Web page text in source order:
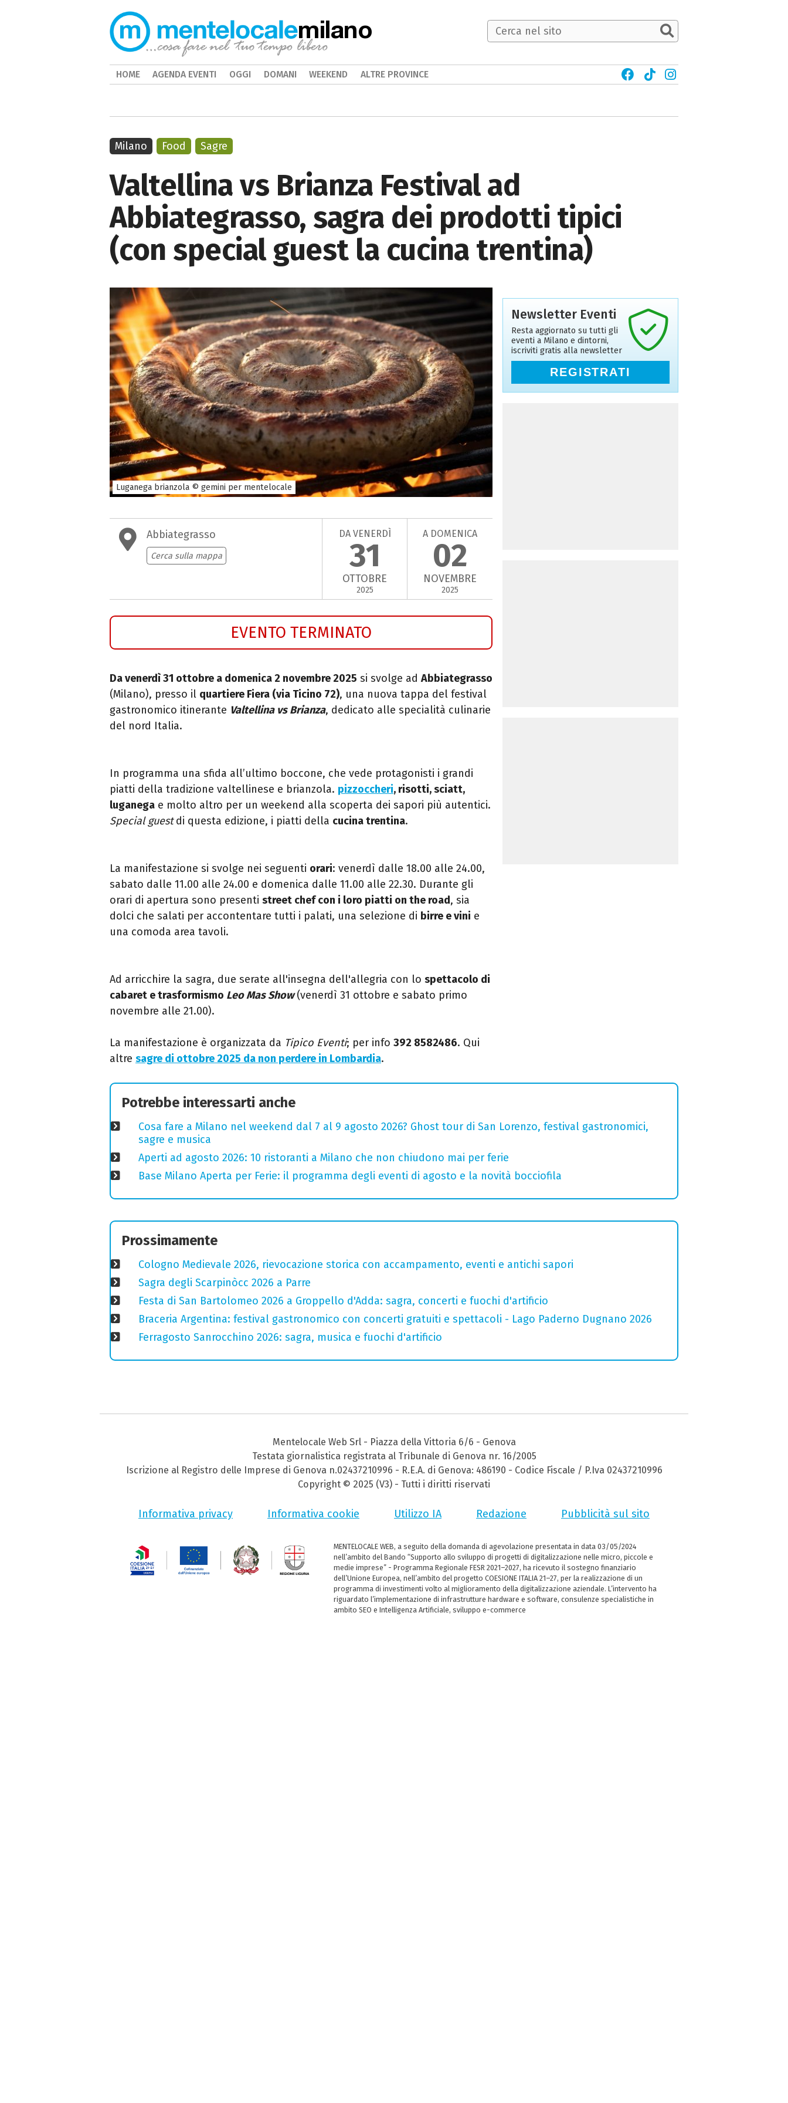
Valtellina vs Brianza Festival ad
Abbiategrasso, sagra dei prodotti tipici
(con special guest la cucina trentina)
Luganega brianzola © gemini per mentelocale
Abbiategrasso
Cerca sulla mappa
DA VENERDÌ
31
OTTOBRE
2025
A DOMENICA
02
NOVEMBRE
2025
EVENTO TERMINATO
Da venerdì 31 ottobre a domenica 2 novembre 2025 si svolge ad Abbiategrasso
(Milano), presso il quartiere Fiera (via Ticino 72), una nuova tappa del festival
gastronomico itinerante Valtellina vs Brianza, dedicato alle specialità culinarie
del nord Italia.
In programma una sfida all’ultimo boccone, che vede protagonisti i grandi
piatti della tradizione valtellinese e brianzola. pizzoccheri, risotti, sciatt,
luganega e molto altro per un weekend alla scoperta dei sapori più autentici.
Special guestdi questa edizione, i piatti della cucina trentina.
La manifestazione si svolge nei seguenti orari: venerdì dalle 18.00 alle 24.00,
sabato dalle 11.00 alle 24.00 e domenica dalle 11.00 alle 22.30. Durante gli
orari di apertura sono presenti street chef con i loro piatti on the road, sia
dolci che salati per accontentare tutti i palati, una selezione di birre e vini e
una comoda area tavoli.
Ad arricchire la sagra, due serate all'insegna dell'allegria con lo spettacolo di
cabaret e trasformismo Leo Mas Show (venerdì 31 ottobre e sabato primo
novembre alle 21.00).
La manifestazione è organizzata da Tipico Eventi; per info 392 8582486. Qui
altre sagre di ottobre 2025 da non perdere in Lombardia.
Milano Food Sagre
Newsletter Eventi
Resta aggiornato su tutti gli
eventi a Milano e dintorni,
iscriviti gratis alla newsletter
REGISTRATI
Potrebbe interessarti anche
Cosa fare a Milano nel weekend dal 7 al 9 agosto 2026? Ghost tour di San Lorenzo, festival gastronomici,
sagre e musica
Aperti ad agosto 2026: 10 ristoranti a Milano che non chiudono mai per ferie
Base Milano Aperta per Ferie: il programma degli eventi di agosto e la novità bocciofila
Prossimamente
Cologno Medievale 2026, rievocazione storica con accampamento, eventi e antichi sapori
Sagra degli Scarpinòcc 2026 a Parre
Festa di San Bartolomeo 2026 a Groppello d'Adda: sagra, concerti e fuochi d'artificio
Braceria Argentina: festival gastronomico con concerti gratuiti e spettacoli - Lago Paderno Dugnano 2026
Ferragosto Sanrocchino 2026: sagra, musica e fuochi d'artificio
milano
HOME AGENDA EVENTI OGGI DOMANI WEEKEND ALTRE PROVINCE
Mentelocale Web Srl - Piazza della Vittoria 6/6 - Genova
Testata giornalistica registrata al Tribunale di Genova nr. 16/2005
Iscrizione al Registro delle Imprese di Genova n.02437210996 - R.E.A. di Genova: 486190 - Codice Fiscale / P.Iva 02437210996
Copyright © 2025 (V3) - Tutti i diritti riservati
Informativa privacy Informativa cookie Utilizzo IA Redazione Pubblicità sul sito
MENTELOCALE WEB, a seguito della domanda di agevolazione presentata in data 03/05/2024
nell’ambito del Bando “Supporto allo sviluppo di progetti di digitalizzazione nelle micro, piccole e
medie imprese” - Programma Regionale FESR 2021–2027, ha ricevuto il sostegno finanziario
dell’Unione Europea, nell’ambito del progetto COESIONE ITALIA 21–27, per la realizzazione di un
programma di investimenti volto al miglioramento della digitalizzazione aziendale. L’intervento ha
riguardato l’implementazione di infrastrutture hardware e software, consulenze specialistiche in
ambito SEO e Intelligenza Artificiale, sviluppo e-commerce